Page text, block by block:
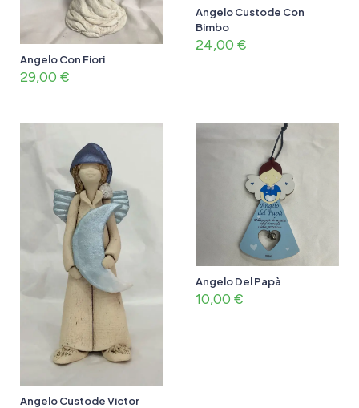
Angelo Con Fiori
29,00 €
Angelo Custode Con
Bimbo
24,00 €
Angelo Custode Victor
Angelo Del Papà
10,00 €